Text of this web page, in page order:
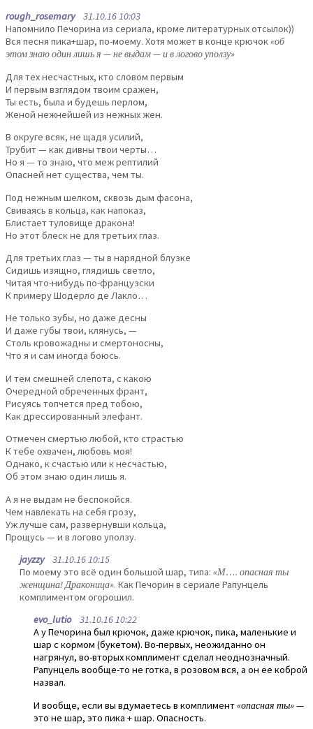
rough_rosemary31.10.16 10:03
Напомнило Печорина из сериала, кроме литературных отсылок))
Вся песня пика+шар, по-моему. Хотя может в конце крючок«об
этом знаю один лишь я — не выдам — и в логово уползу»
Для тех несчастных, кто словом первым
И первым взглядом твоим сражен,
Ты есть, была и будешь перлом,
Женой нежнейшей из нежных жен.
В округе всяк, не щадя усилий,
Трубит — как дивны твои черты…
Но я — то знаю, что меж рептилий
Опасней нет существа, чем ты.
Под нежным шелком, сквозь дым фасона,
Свиваясь в кольца, как напоказ,
Блистает туловище дракона!
Но этот блеск не для третьих глаз.
Для третьих глаз — ты в нарядной блузке
Сидишь изящно, глядишь светло,
Читая что-нибудь по-французски
К примеру Шодерло де Лакло…
Не только зубы, но даже десны
И даже губы твои, клянусь, —
Столь кровожадны и смертоносны,
Что я и сам иногда боюсь.
И тем смешней слепота, с какою
Очередной обреченных франт,
Рисуясь топчется пред тобою,
Как дрессированный элефант.
Отмечен смертью любой, кто страстью
К тебе охвачен, любовь моя!
Однако, к счастью или к несчастью,
Об этом знаю один лишь я.
А я не выдам не беспокойся.
Чем навлекать на себя грозу,
Уж лучше сам, развернувши кольца,
Прощусь — и в логово уползу.
jayzzy31.10.16 10:15
По моему это всё один большой шар, типа: «М…. опасная ты
женщина! Драконица». Как Печорин в сериале Рапунцель
комплиментом огорошил.
evo_lutio31.10.16 10:22
А у Печорина был крючок, даже крючок, пика, маленькие и
шар с кормом (букетом). Во-первых, неожиданно он
нагрянул, во-вторых комплимент сделал неоднозначный.
Рапунцель вообще-то не готка, в розовом вся, а он ее коброй
назвал.
И вообще, если вы вдумаетесь в комплимент«опасная ты»—
это не шар, это пика + шар. Опасность.